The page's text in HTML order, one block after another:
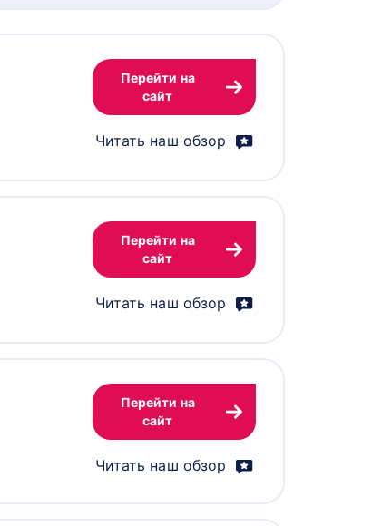
Перейти на
сайт
Читать наш обзор
Перейти на
сайт
Читать наш обзор
Перейти на
сайт
Читать наш обзор